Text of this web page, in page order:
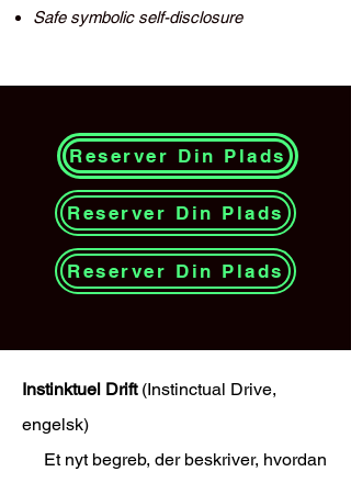
Safe symbolic self-disclosure
Reserver Din Plads
Reserver Din Plads
Reserver Din Plads
Instinktuel Drift (Instinctual Drive,
engelsk)
Et nyt begreb, der beskriver, hvordan